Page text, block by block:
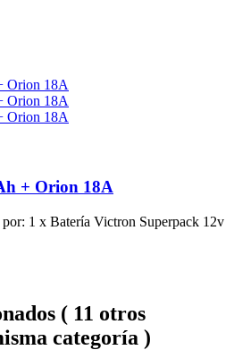
+ Orion 18A
1 x Batería Victron Superpack 12v
( 11 otros
categoría )